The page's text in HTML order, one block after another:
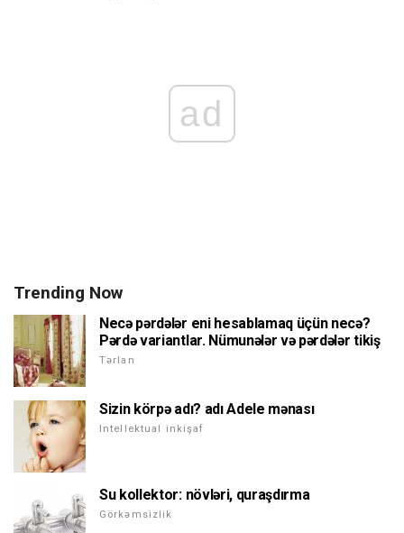
ad
Trending Now
Necə pərdələr eni hesablamaq üçün necə?
Pərdə variantlar. Nümunələr və pərdələr tikiş
Tərlan
Sizin körpə adı? adı Adele mənası
Intellektual inkişaf
Su kollektor: növləri, quraşdırma
Görkəmsizlik